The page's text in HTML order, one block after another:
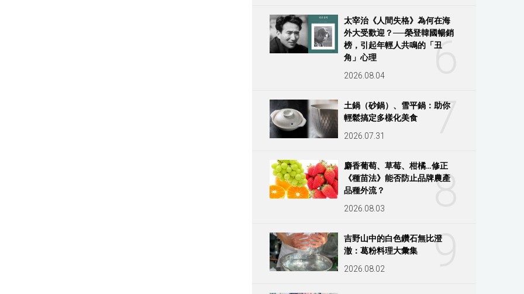
6
太宰治《人間失格》為何在海
外大受歡迎？──榮登韓國暢銷
榜，引起年輕人共鳴的「丑
角」心理
2026.08.04
7
土鍋（砂鍋）、雪平鍋：助你
輕鬆搞定多樣化美食
2026.07.31
8
麝香葡萄、草莓、柑橘…修正
《種苗法》能否防止品牌農產
品種外流？
2026.08.03
9
吉野山中的白色鑽石無比澄
澈：葛粉料理大彙集
2026.08.02